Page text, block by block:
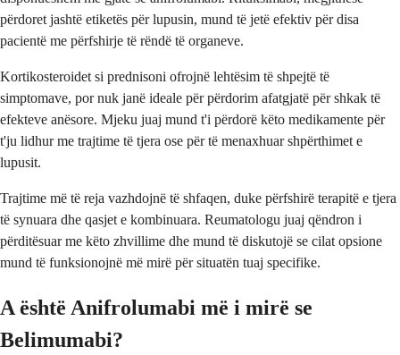
përdoret jashtë etiketës për lupusin, mund të jetë efektiv për disa
pacientë me përfshirje të rëndë të organeve.
Kortikosteroidet si prednisoni ofrojnë lehtësim të shpejtë të
simptomave, por nuk janë ideale për përdorim afatgjatë për shkak të
efekteve anësore. Mjeku juaj mund t'i përdorë këto medikamente për
t'ju lidhur me trajtime të tjera ose për të menaxhuar shpërthimet e
lupusit.
Trajtime më të reja vazhdojnë të shfaqen, duke përfshirë terapitë e tjera
të synuara dhe qasjet e kombinuara. Reumatologu juaj qëndron i
përditësuar me këto zhvillime dhe mund të diskutojë se cilat opsione
mund të funksionojnë më mirë për situatën tuaj specifike.
A është Anifrolumabi më i mirë se
Belimumabi?